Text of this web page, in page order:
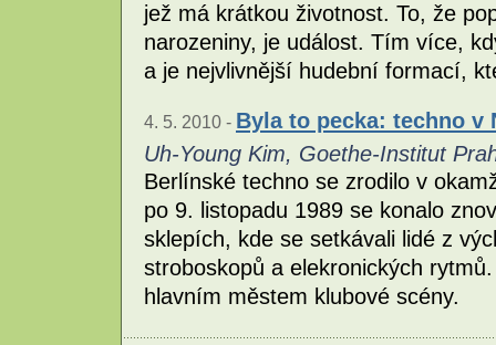
jež má krátkou životnost. To, že
narozeniny, je událost. Tím více,
a je nejvlivnější hudební formací,
4. 5. 2010 - Byla to pecka: techno v
Uh-Young Kim, Goethe-Institut
Berlínské techno se zrodilo v
po 9. listopadu 1989 se konalo
sklepích, kde se setkávali lidé z
stroboskopů a elekronických
hlavním městem klubové scény.